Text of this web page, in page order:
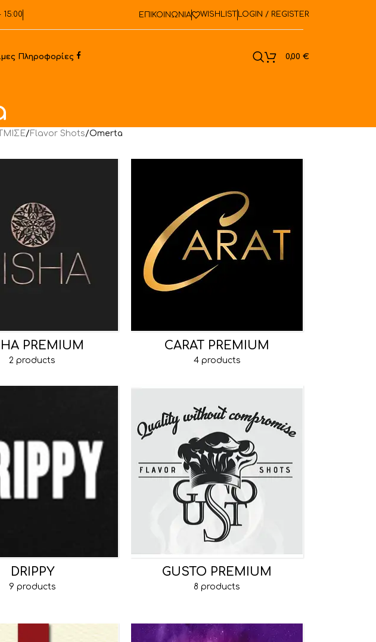
ΕΠΙΚΟΙΝΩΝΙΑ WISHLIST LOGIN / REGISTER
Πληροφορίες 0,00 €
/Flavor Shots/Omerta
PREMIUM
2 products
CARAT PREMIUM
4 products
DRIPPY
9 products
GUSTO PREMIUM
8 products